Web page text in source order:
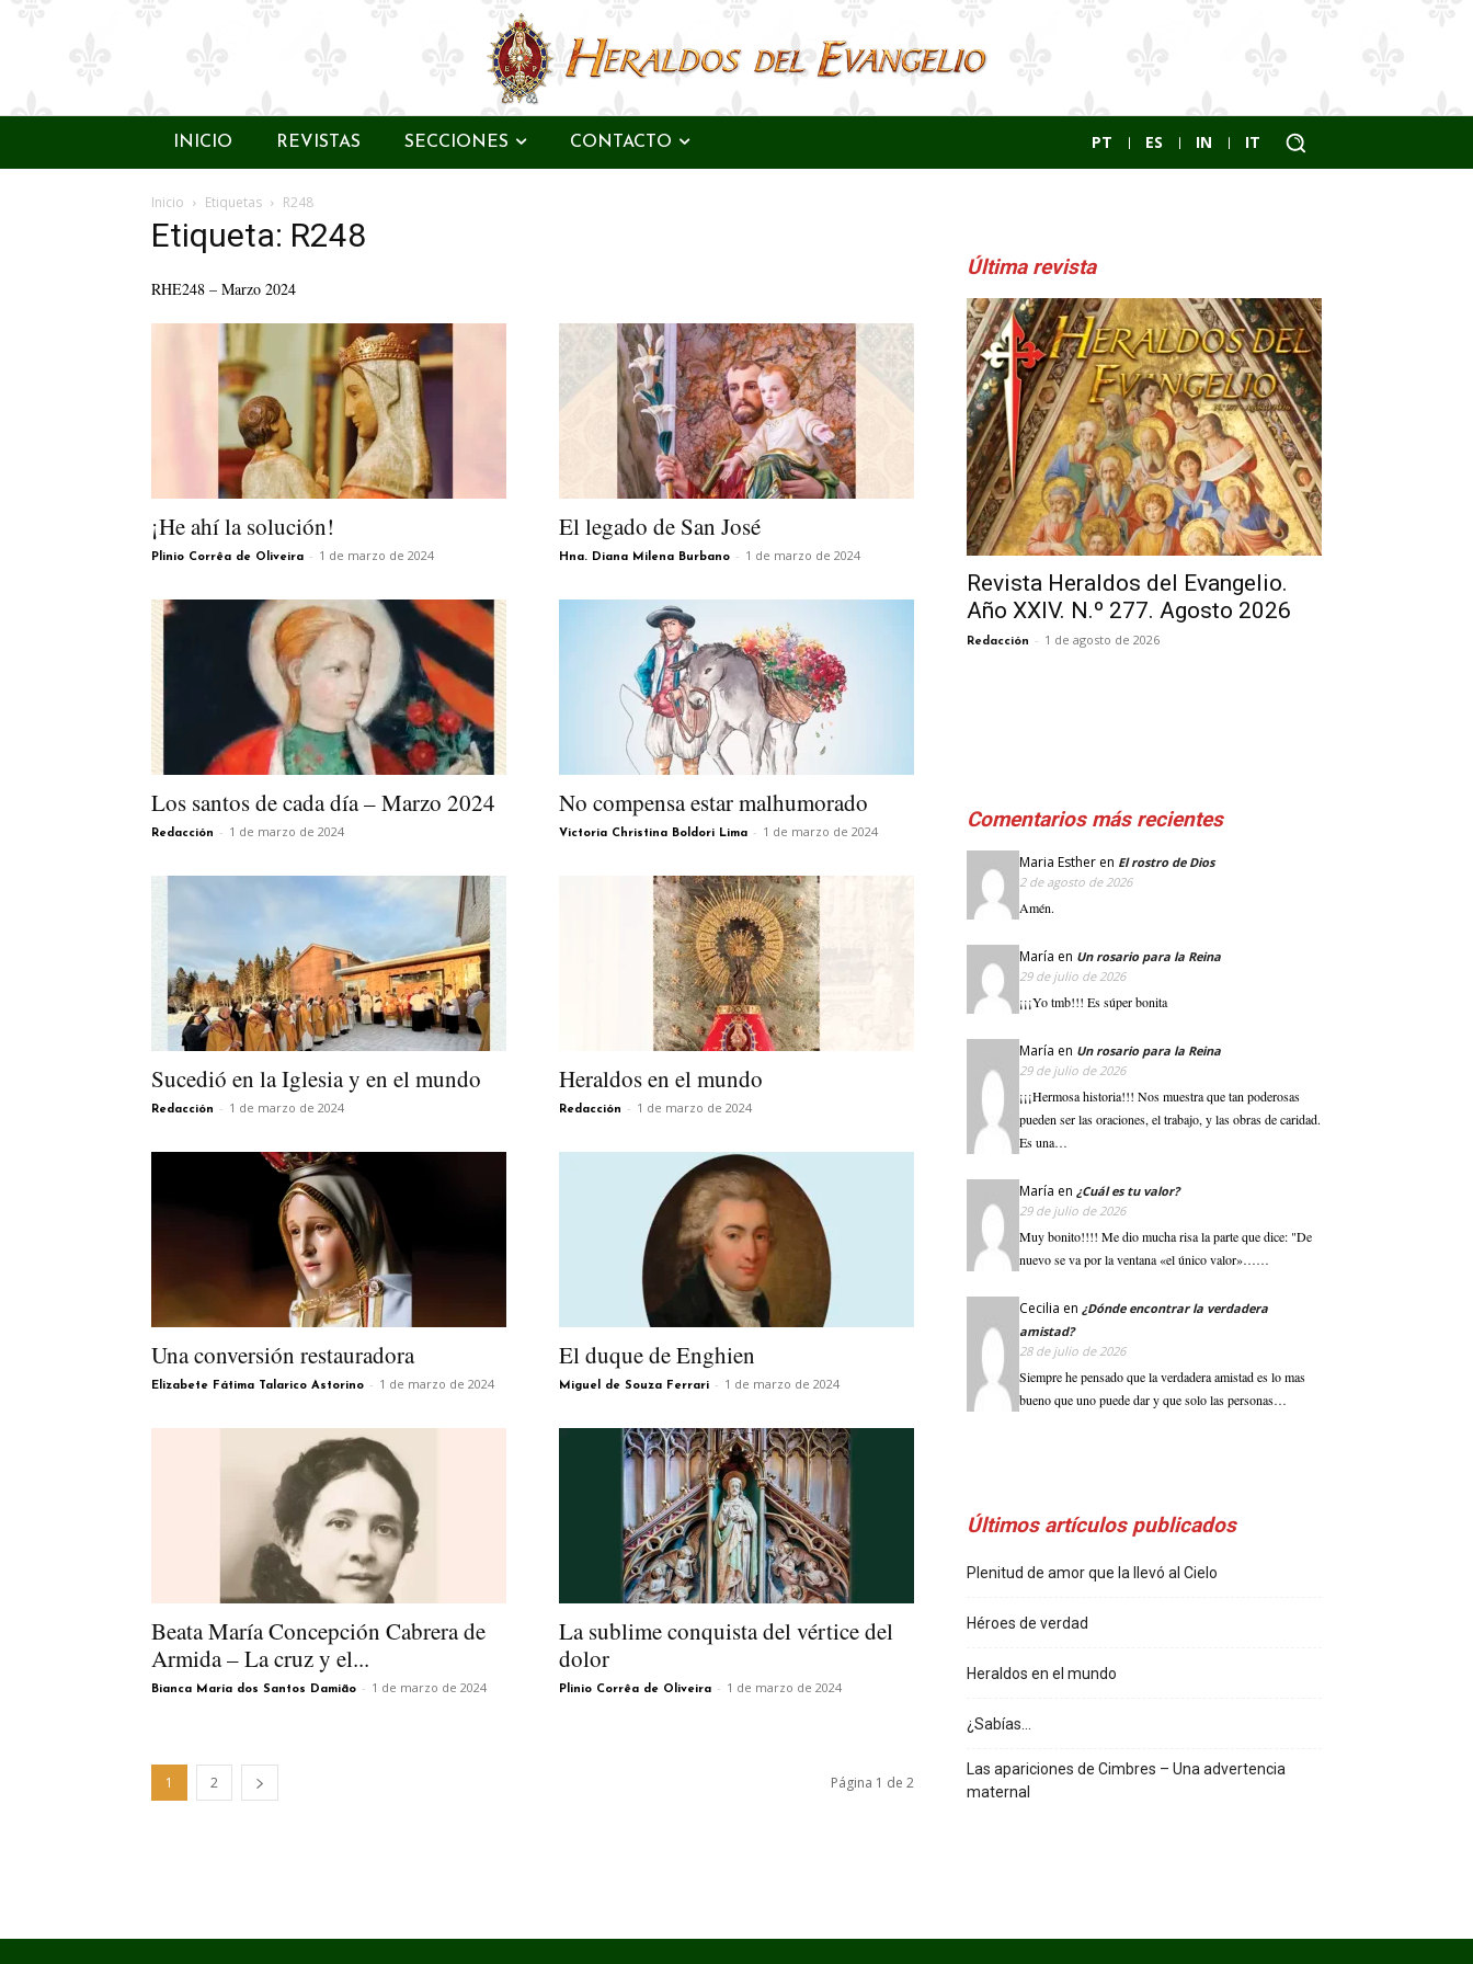
INICIO REVISTAS SECCIONES CONTACTO PT ES IN IT
Inicio Etiquetas R248
Etiqueta: R248
RHE248 – Marzo 2024
¡He ahí la solución!
Plinio Corrêa de Oliveira - 1 de marzo de 2024
El legado de San José
Hna. Diana Milena Burbano - 1 de marzo de 2024
Los santos de cada día – Marzo 2024
Redacción - 1 de marzo de 2024
No compensa estar malhumorado
Victoria Christina Boldori Lima - 1 de marzo de 2024
Sucedió en la Iglesia y en el mundo
Redacción - 1 de marzo de 2024
Heraldos en el mundo
Redacción - 1 de marzo de 2024
Una conversión restauradora
Elizabete Fátima Talarico Astorino - 1 de marzo de 2024
El duque de Enghien
Miguel de Souza Ferrari - 1 de marzo de 2024
Beata María Concepción Cabrera de
Armida – La cruz y el...
Bianca María dos Santos Damião - 1 de marzo de 2024
La sublime conquista del vértice del
dolor
Plinio Corrêa de Oliveira - 1 de marzo de 2024
1 2 Página 1 de 2
Última revista
Revista Heraldos del Evangelio.
Año XXIV. N.º 277. Agosto 2026
Redacción - 1 de agosto de 2026
Comentarios más recientes
Maria Esther en El rostro de Dios
2 de agosto de 2026
Amén.
María en Un rosario para la Reina
29 de julio de 2026
¡¡¡Yo tmb!!! Es súper bonita
María en Un rosario para la Reina
29 de julio de 2026
¡¡¡Hermosa historia!!! Nos muestra que tan poderosas
pueden ser las oraciones, el trabajo, y las obras de caridad.
Es una…
María en ¿Cuál es tu valor?
29 de julio de 2026
Muy bonito!!!! Me dio mucha risa la parte que dice: "De
nuevo se va por la ventana «el único valor»……
Cecilia en ¿Dónde encontrar la verdadera
amistad?
28 de julio de 2026
Siempre he pensado que la verdadera amistad es lo mas
bueno que uno puede dar y que solo las personas…
Últimos artículos publicados
Plenitud de amor que la llevó al Cielo
Héroes de verdad
Heraldos en el mundo
¿Sabías…
Las apariciones de Cimbres – Una advertencia
maternal